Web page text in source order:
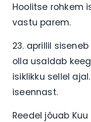
Hoolitse rohkem
vastu parem.
23. aprillil
olla usaldab
isiklikku sellel
iseennast.
Reedel jõuab